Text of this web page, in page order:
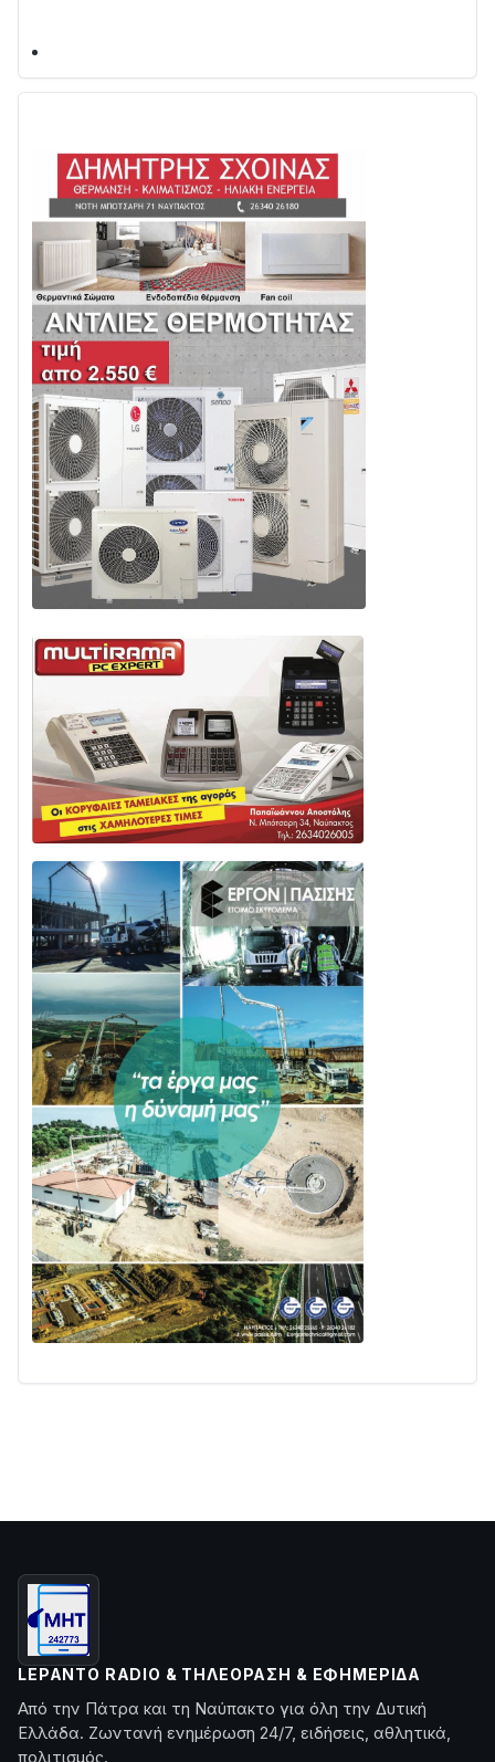
LEPANTO RADIO & ΤΗΛΕΌΡΑΣΗ & ΕΦΗΜΕΡΊΔΑ
Από την Πάτρα και τη Ναύπακτο για όλη την Δυτική
Ελλάδα. Ζωντανή ενημέρωση 24/7, ειδήσεις, αθλητικά,
πολιτισμός.